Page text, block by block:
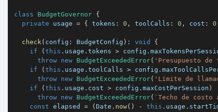
class BudgetGovernor {
private usage = { tokens : 0 , toolCalls : 0 , cost : 0
check ( config : BudgetConfig ) : void
{
if
(this . usage . tokens > config .
throw new BudgetExceededError( 'Presupuesto de
if
(this . usage . toolCalls > config .
throw new BudgetExceededError( 'Límite de
if
(this . usage . cost > config . maxCostPerSession )
throw new BudgetExceededError( ` Techo de costo
const elapsed = (Date . now( ) - this . usage .